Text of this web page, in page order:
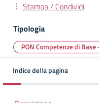
Stampa / Condividi
Tipologia
PON Competenze di Base
Indice della pagina